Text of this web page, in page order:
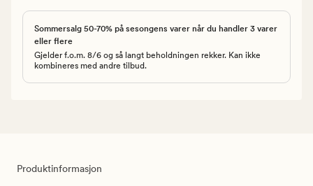
Sommersalg 50-70% på sesongens varer når du handler 3 varer
eller flere
Gjelder f.o.m. 8/6 og så langt beholdningen rekker. Kan ikke
kombineres med andre tilbud.
Produktinformasjon